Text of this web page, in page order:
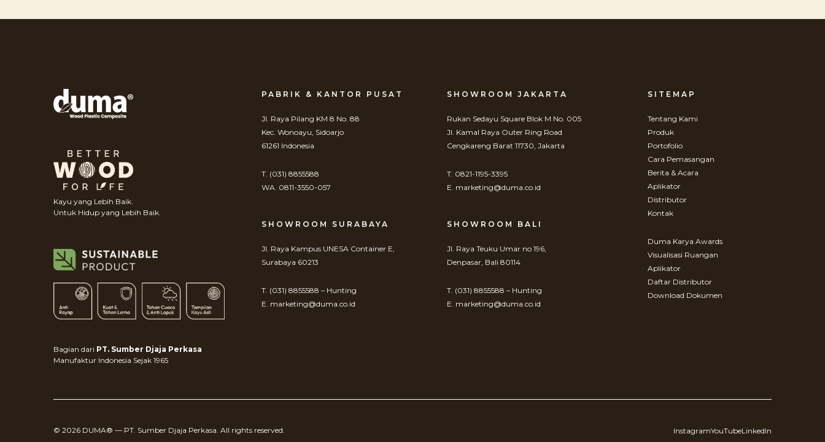
Kayu yang Lebih Baik.
Untuk Hidup yang Lebih Baik.
Bagian dari PT. Sumber Djaja Perkasa
Manufaktur Indonesia Sejak 1965
PABRIK & KANTOR PUSAT
Jl. Raya Pilang KM 8 No. 88
Kec. Wonoayu, Sidoarjo
61261 Indonesia
T. (031) 8855588
WA. 0811-3550-057
SHOWROOM SURABAYA
Jl. Raya Kampus UNESA Container E,
Surabaya 60213
T. (031) 8855588 – Hunting
E. marketing@duma.co.id
SHOWROOM JAKARTA
Rukan Sedayu Square Blok M No. 005
Jl. Kamal Raya Outer Ring Road
Cengkareng Barat 11730, Jakarta
T. 0821-1195-3395
E. marketing@duma.co.id
SHOWROOM BALI
Jl. Raya Teuku Umar no 196,
Denpasar, Bali 80114
T. (031) 8855588 – Hunting
E. marketing@duma.co.id
SITEMAP
Tentang Kami
Produk
Portofolio
Cara Pemasangan
Berita & Acara
Aplikator
Distributor
Kontak
Duma Karya Awards
Visualisasi Ruangan
Aplikator
Daftar Distributor
Download Dokumen
© 2026 DUMA® — PT. Sumber Djaja Perkasa. All rights reserved. InstagramYouTubeLinkedIn